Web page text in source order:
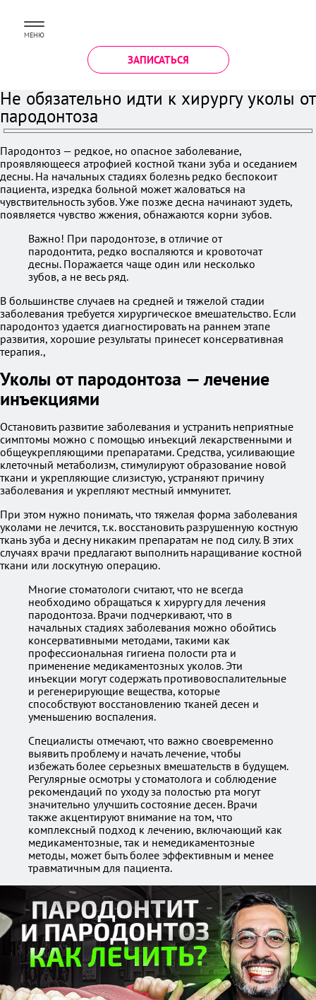
МЕНЮ
ЗАПИСАТЬСЯ
Не обязательно идти к хирургу уколы от
пародонтоза
Пародонтоз — редкое, но опасное заболевание,
проявляющееся атрофией костной ткани зуба и оседанием
десны. На начальных стадиях болезнь редко беспокоит
пациента, изредка больной может жаловаться на
чувствительность зубов. Уже позже десна начинают зудеть,
появляется чувство жжения, обнажаются корни зубов.
Важно! При пародонтозе, в отличие от
пародонтита, редко воспаляются и кровоточат
десны. Поражается чаще один или несколько
зубов, а не весь ряд.
В большинстве случаев на средней и тяжелой стадии
заболевания требуется хирургическое вмешательство. Если
пародонтоз удается диагностировать на раннем этапе
развития, хорошие результаты принесет консервативная
терапия.,
Уколы от пародонтоза — лечение
инъекциями
Остановить развитие заболевания и устранить неприятные
симптомы можно с помощью инъекций лекарственными и
общеукрепляющими препаратами. Средства, усиливающие
клеточный метаболизм, стимулируют образование новой
ткани и укрепляющие слизистую, устраняют причину
заболевания и укрепляют местный иммунитет.
При этом нужно понимать, что тяжелая форма заболевания
уколами не лечится, т.к. восстановить разрушенную костную
ткань зуба и десну никаким препаратам не под силу. В этих
случаях врачи предлагают выполнить наращивание костной
ткани или лоскутную операцию.
Многие стоматологи считают, что не всегда
необходимо обращаться к хирургу для лечения
пародонтоза. Врачи подчеркивают, что в
начальных стадиях заболевания можно обойтись
консервативными методами, такими как
профессиональная гигиена полости рта и
применение медикаментозных уколов. Эти
инъекции могут содержать противовоспалительные
и регенерирующие вещества, которые
способствуют восстановлению тканей десен и
уменьшению воспаления.
Специалисты отмечают, что важно своевременно
выявить проблему и начать лечение, чтобы
избежать более серьезных вмешательств в будущем.
Регулярные осмотры у стоматолога и соблюдение
рекомендаций по уходу за полостью рта могут
значительно улучшить состояние десен. Врачи
также акцентируют внимание на том, что
комплексный подход к лечению, включающий как
медикаментозные, так и немедикаментозные
методы, может быть более эффективным и менее
травматичным для пациента.